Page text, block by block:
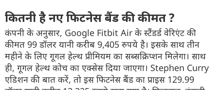
कितनी है नए फिटनेस बैंड की कीमत ?
कंपनी के अनुसार, Google Fitbit Air के स्टैंडर्ड वेरिएंट की
कीमत 99 डॉलर यानी करीब 9,405 रुपये है। इसके साथ तीन
महीने के लिए गूगल हेल्थ प्रीमियम का सब्सक्रिप्शन मिलेगा। साथ
ही, गूगल हेल्थ कोच का एक्सेस दिया जाएगा। Stephen Curry
एडिशन की बात करें, तो इस फिटनेस बैंड का प्राइस 129.99